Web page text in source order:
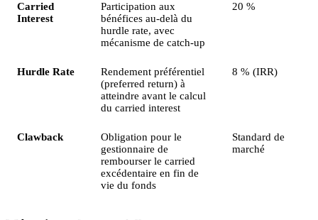
Carried
Interest
Participation aux
bénéfices au-delà du
hurdle rate, avec
mécanisme de catch-up
20 %
Hurdle Rate
Rendement préférentiel
(preferred return) à
atteindre avant le calcul
du carried interest
8 % (IRR)
Clawback
Obligation pour le
gestionnaire de
rembourser le carried
excédentaire en fin de
vie du fonds
Standard de
marché